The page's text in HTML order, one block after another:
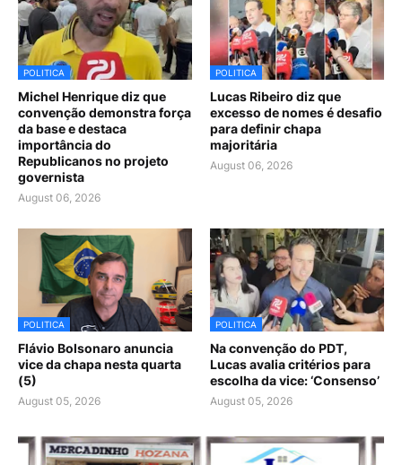
POLITICA
Michel Henrique diz que
convenção demonstra força
da base e destaca
importância do
Republicanos no projeto
governista
August 06, 2026
POLITICA
Lucas Ribeiro diz que
excesso de nomes é desafio
para definir chapa
majoritária
August 06, 2026
POLITICA
Flávio Bolsonaro anuncia
vice da chapa nesta quarta
(5)
August 05, 2026
POLITICA
Na convenção do PDT,
Lucas avalia critérios para
escolha da vice: ‘Consenso’
August 05, 2026